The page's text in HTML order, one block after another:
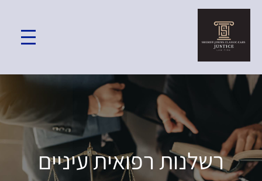
רשלנות רפואית עיניים